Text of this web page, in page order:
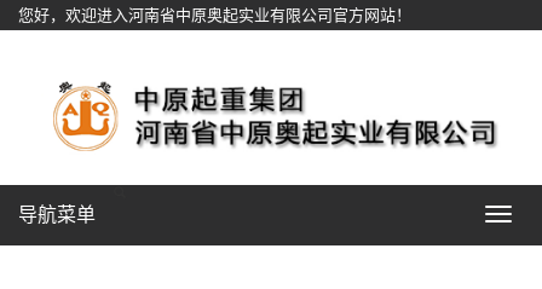
您好，欢迎进入河南省中原奥起实业有限公司官方网站！
Toggle
导航菜单